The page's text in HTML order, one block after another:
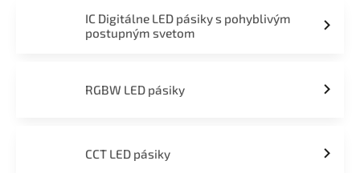
IC Digitálne LED pásiky s pohyblivým
postupným svetom
RGBW LED pásiky
CCT LED pásiky